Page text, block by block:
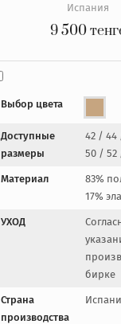
Испания
9 500
Выбор цвета
Доступные
размеры
42 /
50 / 52
Материал
83%
17%
УХОД
бирке
Страна
производства